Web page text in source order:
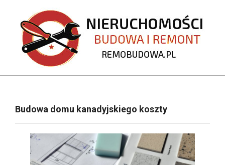
content
REMOBUDOWA.PL
NavigationBudowa domu kanadyjskiego koszty